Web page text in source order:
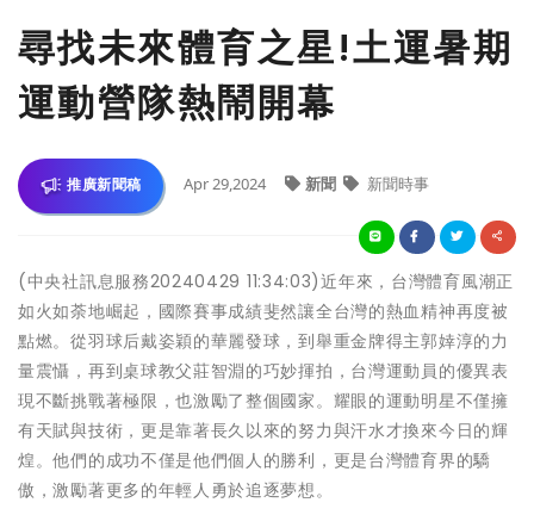
尋找未來體育之星!土運暑期
運動營隊熱鬧開幕
推廣新聞稿 Apr 29,2024 新聞 新聞時事
(中央社訊息服務20240429 11:34:03)近年來，台灣體育風潮正
如火如荼地崛起，國際賽事成績斐然讓全台灣的熱血精神再度被
點燃。從羽球后戴姿穎的華麗發球，到舉重金牌得主郭婞淳的力
量震懾，再到桌球教父莊智淵的巧妙揮拍，台灣運動員的優異表
現不斷挑戰著極限，也激勵了整個國家。耀眼的運動明星不僅擁
有天賦與技術，更是靠著長久以來的努力與汗水才換來今日的輝
煌。他們的成功不僅是他們個人的勝利，更是台灣體育界的驕
傲，激勵著更多的年輕人勇於追逐夢想。